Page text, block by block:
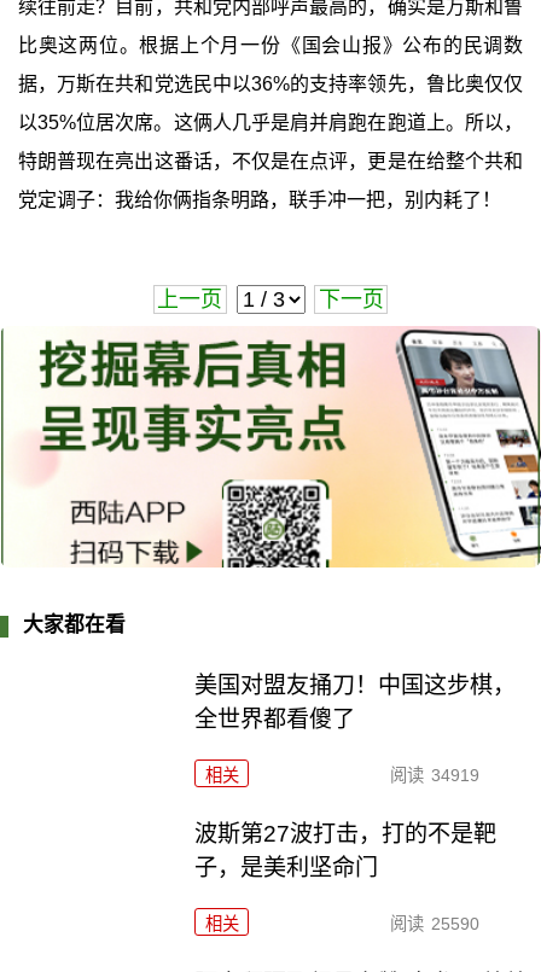
续往前走？目前，共和党内部呼声最高的，确实是万斯和鲁
比奥这两位。根据上个月一份《国会山报》公布的民调数
据，万斯在共和党选民中以36%的支持率领先，鲁比奥仅仅
以35%位居次席。这俩人几乎是肩并肩跑在跑道上。所以，
特朗普现在亮出这番话，不仅是在点评，更是在给整个共和
党定调子：我给你俩指条明路，联手冲一把，别内耗了！
上一页 下一页
大家都在看
美国对盟友捅刀！中国这步棋，
全世界都看傻了
相关 阅读 34919
波斯第27波打击，打的不是靶
子，是美利坚命门
相关 阅读 25590